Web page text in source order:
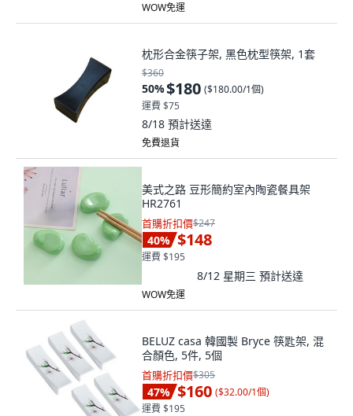
WOW免運
枕形合金筷子架, 黑色枕型筷架, 1套
$360
50%$180 ($180.00/1個)
運費 $75
8/18 預計送達
免費退貨
美式之路 豆形簡約室內陶瓷餐具架
HR2761
首購折扣價$247
40% $148
運費 $195
8/12 星期三 預計送達
WOW免運
BELUZ casa 韓國製 Bryce 筷匙架, 混
合顏色, 5件, 5個
首購折扣價$305
47% $160 ($32.00/1個)
運費 $195